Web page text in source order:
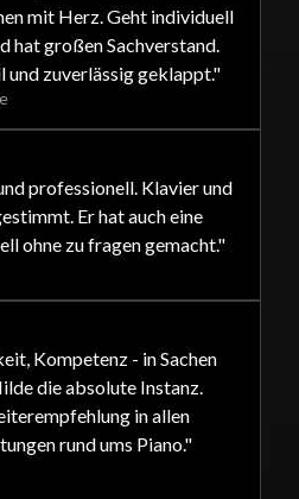
mit Herz. Geht individuell
hat großen Sachverstand.
und zuverlässig geklappt."
professionell. Klavier und
Er hat auch eine
ohne zu fragen gemacht."
Kompetenz - in Sachen
die absolute Instanz.
in allen
rund ums Piano."